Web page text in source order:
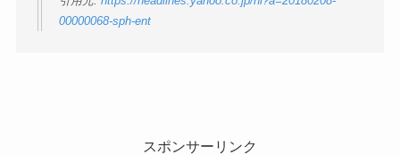
00000068-sph-ent
スポンサーリンク